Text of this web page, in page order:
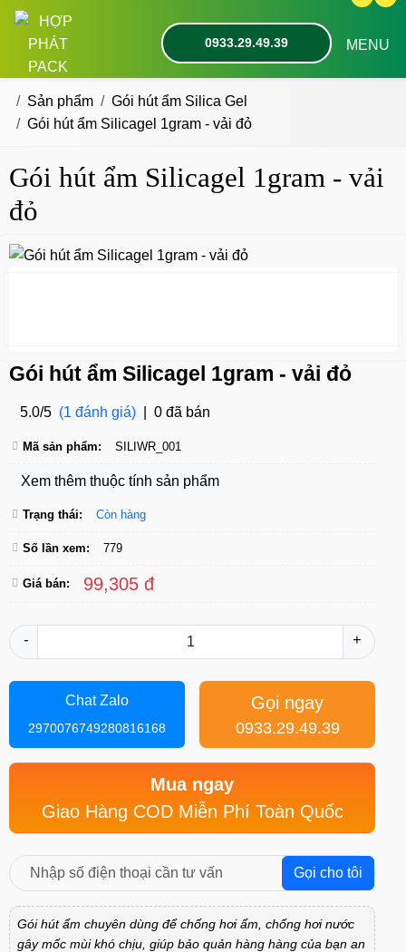
0933.29.49.39 MENU
Sản phẩm
Gói hút ẩm Silica Gel
Gói hút ẩm Silicagel 1gram - vải đỏ
Gói hút ẩm Silicagel 1gram - vải
đỏ
Gói hút ẩm Silicagel 1gram - vải đỏ
5.0/5 (1 đánh giá) 0 đã bán
Mã sản phẩm: SILIWR_001
Xem thêm thuộc tính sản phẩm
Trạng thái: Còn hàng
Số lần xem: 779
Giá bán: 99,305 đ
- +
Chat Zalo
2970076749280816168
Gọi ngay
0933.29.49.39
Mua ngay
Giao Hàng COD Miễn Phí Toàn Quốc
Gọi cho tôi
Gói hút ẩm chuyên dùng để chống hơi ẩm, chống hơi nước
gây mốc mùi khó chịu, giúp bảo quản hàng hàng của bạn an